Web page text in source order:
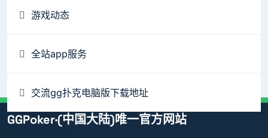
游戏动态
全站app服务
交流gg扑克电脑版下载地址
GGPoker·(中国大陆)唯一官方网站